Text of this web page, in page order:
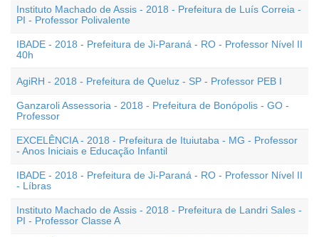
Instituto Machado de Assis - 2018 - Prefeitura de Luís Correia -
PI - Professor Polivalente
IBADE - 2018 - Prefeitura de Ji-Paraná - RO - Professor Nível II
40h
AgiRH - 2018 - Prefeitura de Queluz - SP - Professor PEB I
Ganzaroli Assessoria - 2018 - Prefeitura de Bonópolis - GO -
Professor
EXCELÊNCIA - 2018 - Prefeitura de Ituiutaba - MG - Professor
- Anos Iniciais e Educação Infantil
IBADE - 2018 - Prefeitura de Ji-Paraná - RO - Professor Nível II
- Líbras
Instituto Machado de Assis - 2018 - Prefeitura de Landri Sales -
PI - Professor Classe A